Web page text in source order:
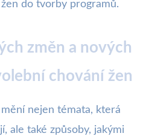
do tvorby programů.
změn a nových
chování žen
nejen témata, která
ale také způsoby, jakými